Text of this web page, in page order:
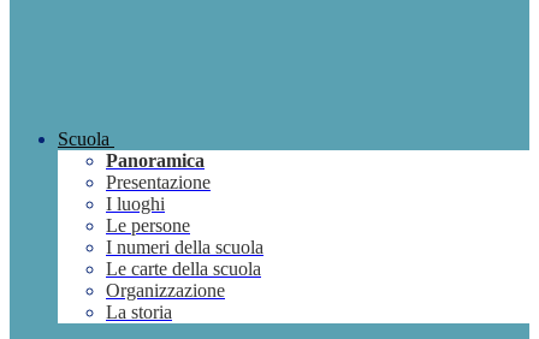
Scuola
Panoramica
Presentazione
I luoghi
Le persone
I numeri della scuola
Le carte della scuola
Organizzazione
La storia